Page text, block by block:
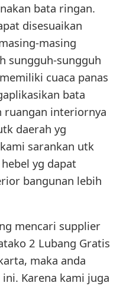
bata ringan.
disesuaikan
masing
sungguh-sungguh
cuaca panas
bata
ruangan interiornya
daerah yg
sarankan utk
yg dapat
bangunan lebih
mencari supplier
2 Lubang Gratis
maka anda
Karena kami juga